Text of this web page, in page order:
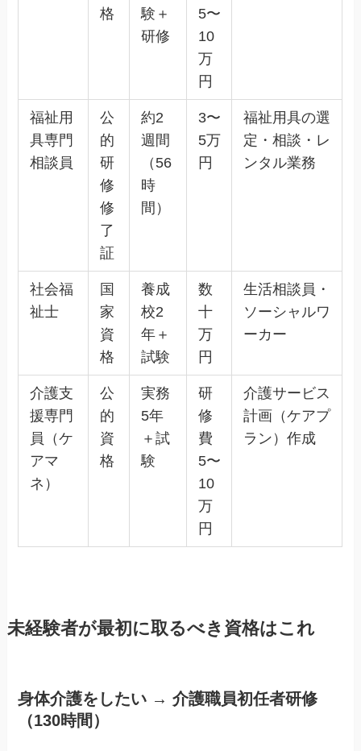
格
験＋
研修
5〜
10
万
円
福祉用
具専門
相談員
公
的
研
修
修
了
証
約2
週間
（56
時
間）
3〜
5万
円
福祉用具の選
定・相談・レ
ンタル業務
社会福
祉士
国
家
資
格
養成
校2
年＋
試験
数
十
万
円
生活相談員・
ソーシャルワ
ーカー
介護支
援専門
員（ケ
アマ
ネ）
公
的
資
格
実務
5年
＋試
験
研
修
費
5〜
10
万
円
介護サービス
計画（ケアプ
ラン）作成
未経験者が最初に取るべき資格はこれ
身体介護をしたい → 介護職員初任者研修
（130時間）